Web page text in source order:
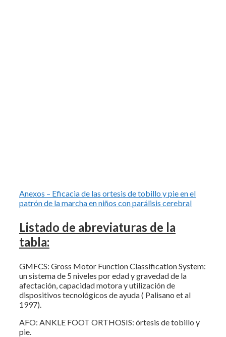
Anexos – Eficacia de las ortesis de tobillo y pie en el
patrón de la marcha en niños con parálisis cerebral
Listado de abreviaturas de la
tabla:
GMFCS: Gross Motor Function Classification System:
un sistema de 5 niveles por edad y gravedad de la
afectación, capacidad motora y utilización de
dispositivos tecnológicos de ayuda ( Palisano et al
1997).
AFO: ANKLE FOOT ORTHOSIS: órtesis de tobillo y
pie.